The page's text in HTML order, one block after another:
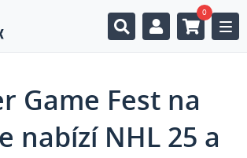
0
Game Fest na
nabízí NHL 25 a